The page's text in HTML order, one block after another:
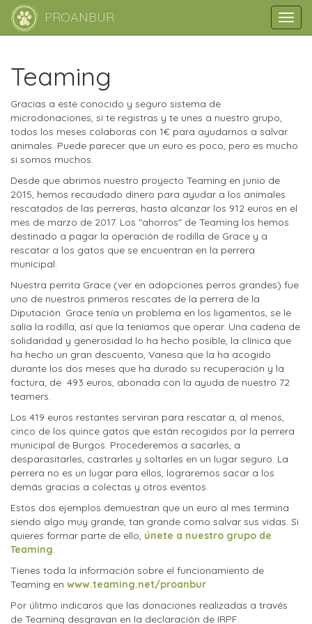
PROANBUR
Teaming
Gracias a este conocido y seguro sistema de
microdonaciones, si te registras y te unes a nuestro grupo,
todos los meses colaboras con 1€ para ayudarnos a salvar
animales. Puede parecer que un euro es poco, pero es mucho
si somos muchos.
Desde que abrimos nuestro proyecto Teaming en junio de
2015, hemos recaudado dinero para ayudar a los animales
rescatados de las perreras, hasta alcanzar los 912 euros en el
mes de marzo de 2017. Los "ahorros" de Teaming los hemos
destinado a pagar la operación de rodilla de Grace y a
rescatar a los gatos que se encuentran en la perrera
municipal.
Nuestra perrita Grace (ver en adopciones perros grandes) fue
uno de nuestros primeros rescates de la perrera de la
Diputación. Grace tenía un problema en los ligamentos, se le
salía la rodilla, así que la teníamos que operar. Una cadena de
solidaridad y generosidad lo ha hecho posible, la clínica que
ha hecho un gran descuento, Vanesa que la ha acogido
durante los dos meses que ha durado su recuperación y la
factura, de 493 euros, abonada con la ayuda de nuestro 72
teamers.
Los 419 euros restantes serviran para rescatar a, al menos,
cinco de los quince gatos que están recogidos por la perrera
municipal de Burgos. Procederemos a sacarles, a
desparasitarles, castrarles y soltarles en un lugar seguro. La
perrera no es un lugar para ellos, lograremos sacar a los
demás gracias a colectas y otros eventos.
Estos dos ejemplos demuestran que un euro al mes termina
siendo algo muy grande, tan grande como salvar sus vidas. Si
quieres formar parte de ello, únete a nuestro grupo de
Teaming.
Tienes toda la información sobre el funcionamiento de
Teaming en www.teaming.net/proanbur
Por úlitmo indicaros que las donaciones realizadas a través
de Teaming desgravan en la declaración de IRPF.